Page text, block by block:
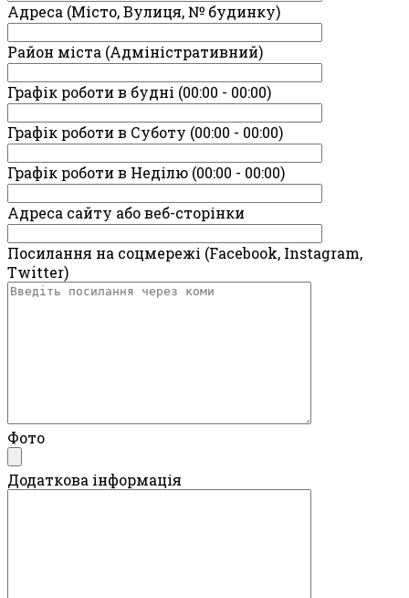
Адреса (Місто, Вулиця, № будинку)
Район міста (Адміністративний)
Графік роботи в будні (00:00 - 00:00)
Графік роботи в Суботу (00:00 - 00:00)
Графік роботи в Неділю (00:00 - 00:00)
Адреса сайту або веб-сторінки
Посилання на соцмережі (Facebook, Instagram,
Twitter)
Фото
Додаткова інформація